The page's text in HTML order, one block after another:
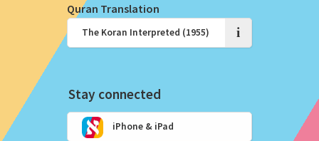
Quran Translation
i
Stay connected
iPhone & iPad